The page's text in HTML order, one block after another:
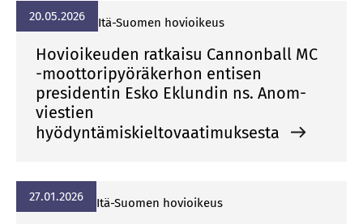
20.05.2026 Itä-Suomen hovioikeus
Hovioikeuden ratkaisu Cannonball MC
-moottoripyöräkerhon entisen
presidentin Esko Eklundin ns. Anom-
viestien
hyödyntämiskieltovaatimuksesta
27.01.2026 Itä-Suomen hovioikeus